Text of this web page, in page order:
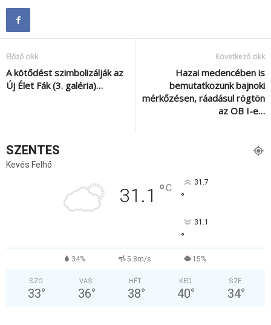
Előző cikk
A kötődést szimbolizálják az
Új Élet Fák (3. galéria)…
Következő cikk
Hazai medencében is
bemutatkozunk bajnoki
mérkőzésen, ráadásul rögtön
az OB I-e…
SZENTES
Kevés Felhő
31.1 °C 31.7
°
31.1
°
34% 5.8m/s 15%
SZO
33°
VAS
36°
HÉT
38°
KED
40°
SZE
34°